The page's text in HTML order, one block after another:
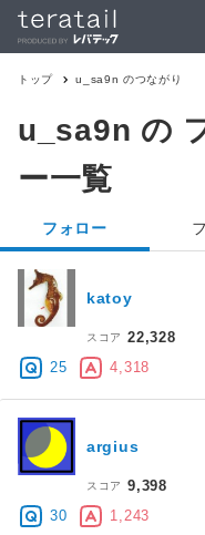
トップ u_sa9n のつながり
u_sa9n の
ー一覧
フォロー
katoy
スコア
22,328
25
4,318
argius
スコア
9,398
30
1,243